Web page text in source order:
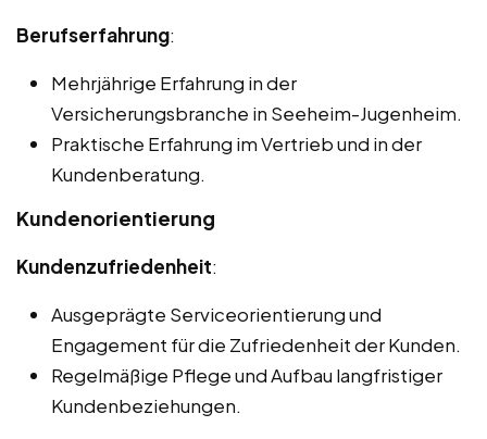
Berufserfahrung:
Mehrjährige Erfahrung in der
Versicherungsbranche in Seeheim-Jugenheim.
Praktische Erfahrung im Vertrieb und in der
Kundenberatung.
Kundenorientierung
Kundenzufriedenheit:
Ausgeprägte Serviceorientierung und
Engagement für die Zufriedenheit der Kunden.
Regelmäßige Pflege und Aufbau langfristiger
Kundenbeziehungen.